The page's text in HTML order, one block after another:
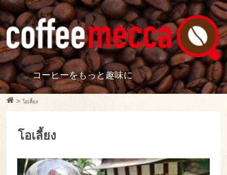
コーヒーをもっと趣味に
>โอเลี้ยง
โอเลี้ยง